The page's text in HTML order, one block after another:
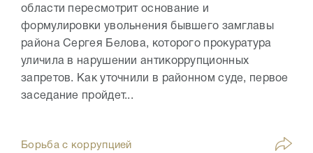
области пересмотрит основание и
формулировки увольнения бывшего замглавы
района Сергея Белова, которого прокуратура
уличила в нарушении антикоррупционных
запретов. Как уточнили в районном суде, первое
заседание пройдет...
Борьба с коррупцией